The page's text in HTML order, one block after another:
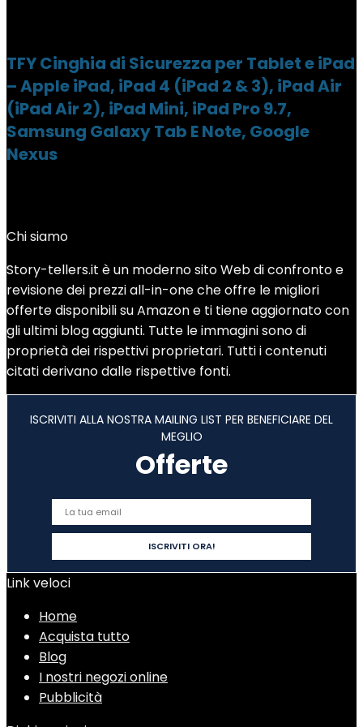
TFY Cinghia di Sicurezza per Tablet e iPad
– Apple iPad, iPad 4 (iPad 2 & 3), iPad Air
(iPad Air 2), iPad Mini, iPad Pro 9.7,
Samsung Galaxy Tab E Note, Google
Nexus
Chi siamo
Story-tellers.it è un moderno sito Web di confronto e
revisione dei prezzi all-in-one che offre le migliori
offerte disponibili su Amazon e ti tiene aggiornato con
gli ultimi blog aggiunti. Tutte le immagini sono di
proprietà dei rispettivi proprietari. Tutti i contenuti
citati derivano dalle rispettive fonti.
ISCRIVITI ALLA NOSTRA MAILING LIST PER BENEFICIARE DEL
MEGLIO
Offerte
Link veloci
Home
Acquista tutto
Blog
I nostri negozi online
Pubblicità